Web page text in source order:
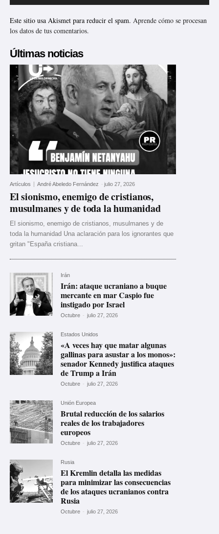
Este sitio usa Akismet para reducir el spam. Aprende cómo se procesan
los datos de tus comentarios.
Últimas noticias
Artículos André Abeledo Fernández - julio 27, 2026
El sionismo, enemigo de cristianos,
musulmanes y de toda la humanidad
El sionismo, enemigo de cristianos, musulmanes y de
toda la humanidad Una aclaración para los ignorantes que
gritan "España cristiana...
Irán
Irán: ataque ucraniano a buque
mercante en mar Caspio fue
instigado por Israel
Octubre - julio 27, 2026
Estados Unidos
«A veces hay que matar algunas
gallinas para asustar a los monos»:
senador Kennedy justifica ataques
de Trump a Irán
Octubre - julio 27, 2026
Unión Europea
Brutal reducción de los salarios
reales de los trabajadores
europeos
Octubre - julio 27, 2026
Rusia
El Kremlin detalla las medidas
para minimizar las consecuencias
de los ataques ucranianos contra
Rusia
Octubre - julio 27, 2026